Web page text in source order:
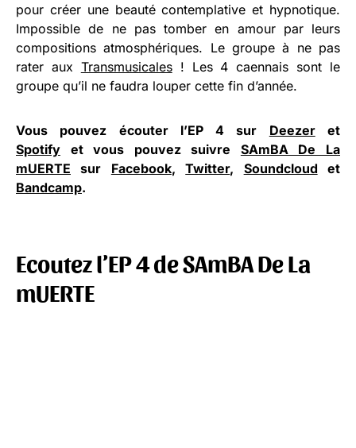
pour créer une beauté contemplative et hypnotique.
Impossible de ne pas tomber en amour par leurs
compositions atmosphériques. Le groupe à ne pas
rater aux Transmusicales! Les 4 caennais sont le
groupe qu’il ne faudra louper cette fin d’année.
Vous pouvez écouter l’EP 4 sur Deezeret
Spotify et vous pouvez suivre SAmBA De La
mUERTE sur Facebook,Twitter, Soundcloud et
Bandcamp.
Ecoutez l’EP 4 de SAmBA De La
mUERTE